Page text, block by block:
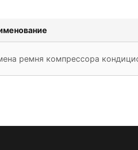
ремня компрессора